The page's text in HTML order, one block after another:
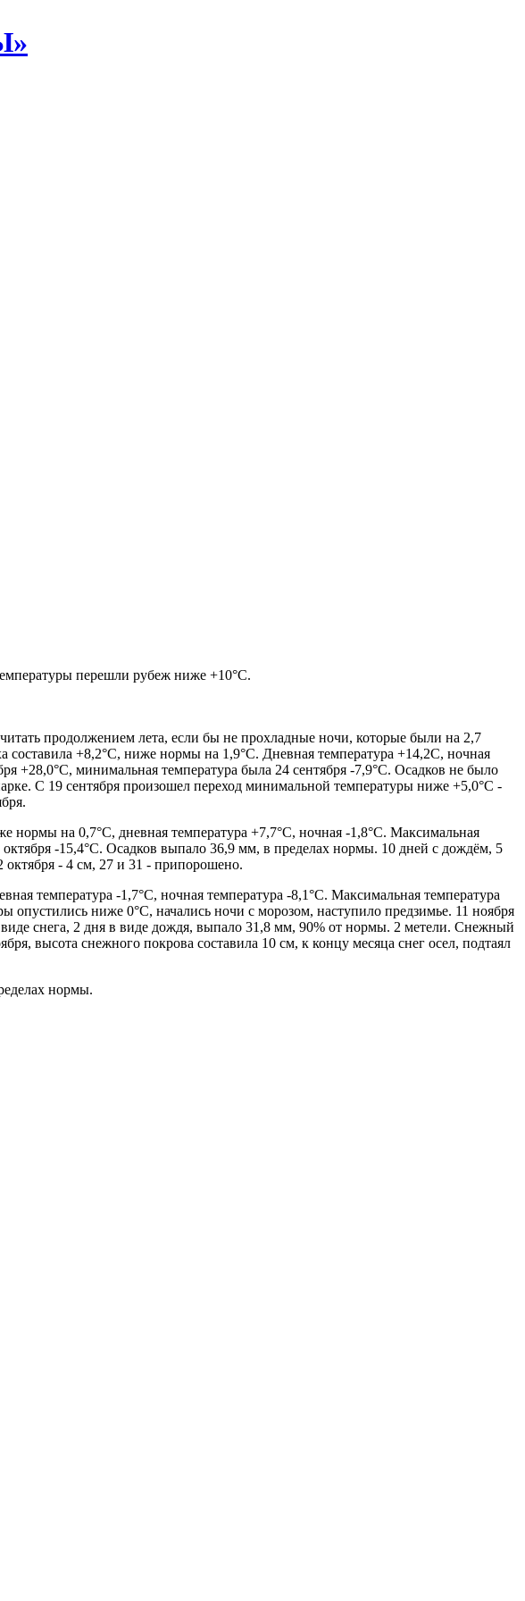
перешли рубеж ниже +10°С.
продолжением лета, если бы не прохладные ночи, которые были на 2,7
составила +8,2°С, ниже нормы на 1,9°С. Дневная температура +14,2С, ночная
+28,0°С, минимальная температура была 24 сентября -7,9°С. Осадков не было
С 19 сентября произошел переход минимальной температуры ниже +5,0°С -
нормы на 0,7°С, дневная температура +7,7°С, ночная -1,8°С. Максимальная
-15,4°С. Осадков выпало 36,9 мм, в пределах нормы. 10 дней с дождём, 5
- 4 см, 27 и 31 - припорошено.
температура -1,7°С, ночная температура -8,1°С. Максимальная температура
ниже 0°С, начались ночи с морозом, наступило предзимье. 11 ноября
снега, 2 дня в виде дождя, выпало 31,8 мм, 90% от нормы. 2 метели. Снежный
высота снежного покрова составила 10 см, к концу месяца снег осел, подтаял
нормы.